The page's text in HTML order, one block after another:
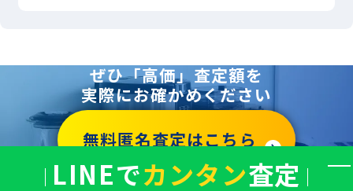
ぜひ「高価」査定額を
実際にお確かめください
無料匿名査定はこちら
LINEでカンタン査定